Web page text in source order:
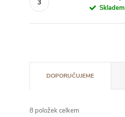
Skladem
a
DOPORUČUJEME
8 položek celkem